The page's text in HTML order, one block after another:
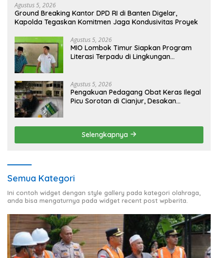
Agustus 5, 2026
Ground Breaking Kantor DPD RI di Banten Digelar,
Kapolda Tegaskan Komitmen Jaga Kondusivitas Proyek
Agustus 5, 2026
MIO Lombok Timur Siapkan Program
Literasi Terpadu di Lingkungan
Agustus 5, 2026
Pengakuan Pedagang Obat Keras Ilegal
Picu Sorotan di Cianjur, Desakan
Selengkapnya
Semua Kategori
Ini contoh widget dengan style gallery pada kategori olahraga,
anda bisa mengaturnya pada widget recent post wpberita.